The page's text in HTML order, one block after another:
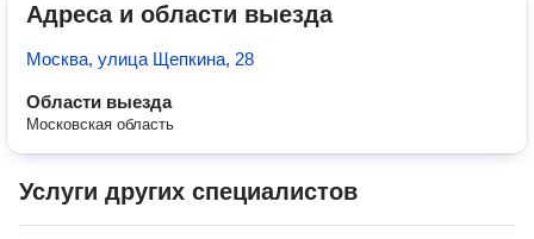
Адреса и области выезда
Москва, улица Щепкина, 28
Области выезда
Московская область
Услуги других специалистов